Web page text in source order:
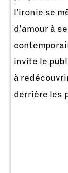
l’ironie se
d’amour à
invite le
à
derrière les